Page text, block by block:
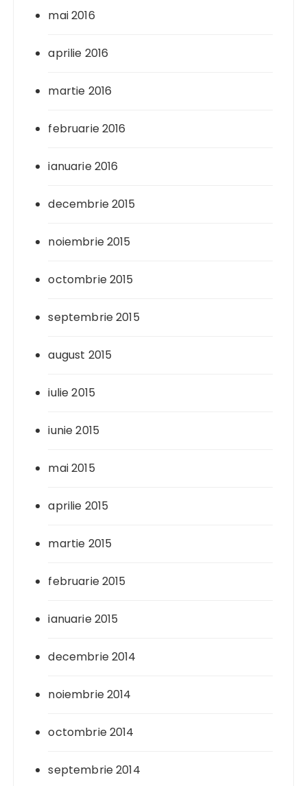
mai 2016
aprilie 2016
martie 2016
februarie 2016
ianuarie 2016
decembrie 2015
noiembrie 2015
octombrie 2015
septembrie 2015
august 2015
iulie 2015
iunie 2015
mai 2015
aprilie 2015
martie 2015
februarie 2015
ianuarie 2015
decembrie 2014
noiembrie 2014
octombrie 2014
septembrie 2014